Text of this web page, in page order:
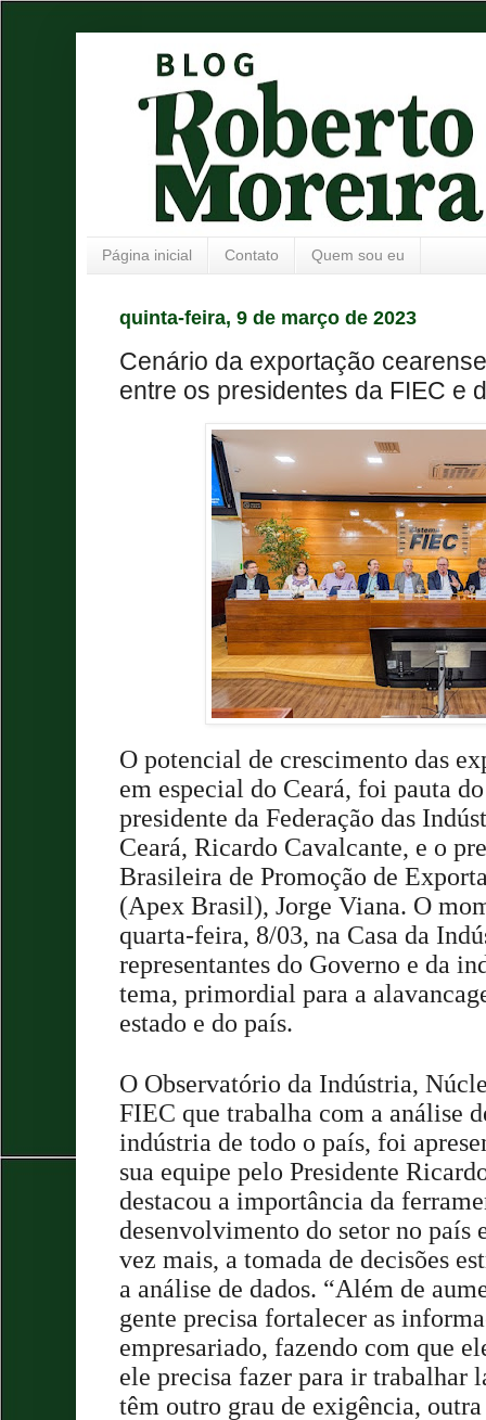
Página inicial Contato Quem sou eu
quinta-feira, 9 de março de 2023
Cenário da exportação
entre os presidentes da FIEC e
O potencial de crescimento das
em especial do Ceará, foi pauta
presidente da Federação das
Ceará, Ricardo Cavalcante, e o
Brasileira de Promoção de
(Apex Brasil), Jorge Viana. O
quarta-feira, 8/03, na Casa da
representantes do Governo e da
tema, primordial para a
estado e do país.
O Observatório da Indústria,
FIEC que trabalha com a análise
indústria de todo o país, foi
sua equipe pelo Presidente
destacou a importância da
desenvolvimento do setor no país
vez mais, a tomada de decisões
a análise de dados. “Além de
gente precisa fortalecer as
empresariado, fazendo com que
ele precisa fazer para ir trabalhar
têm outro grau de exigência,